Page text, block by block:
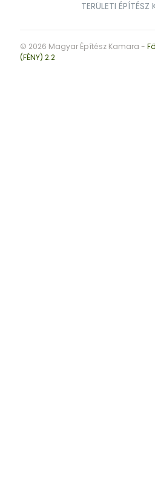
TERÜLETI ÉPÍTÉSZ
© 2026 Magyar Építész Kamara -
(FÉNY) 2.2